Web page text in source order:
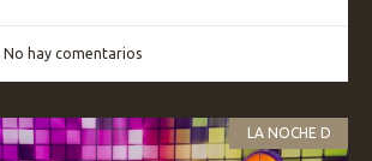
No hay comentarios
LA NOCHE D